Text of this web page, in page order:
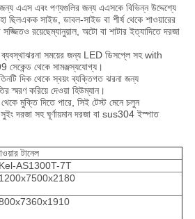
এএস এবং পণ্যগুলির জন্য এএসকে বিভিন্ন উদ্দেশ্যে
ছিলএকক সাইড, ডাবল-সাইড বা শীর্ষ থেকে শাওয়ারের
সজ্জিতও রয়েছেম্যানুয়াল, অটো বা শাটার ইত্যাদিতে দরজা
ঝরনা সময়ের জন্য LED ডিসপ্লে সহ with
থেকে সামঞ্জস্যযোগ্য।
দিক থেকে স্বয়ং ব্যক্তিগত ঝরনা জন্য
স্মরণ করিয়ে দেওয়া হিউম্যান।
মুক্তি দিতে পারে, সিই টেস্ট মেনে চলুন
দরজা সহ ঘূর্ণায়মান দরজা বা sus304 ইস্পাত
টানেল
Kel-AS1300T-7T
1200x7500x2180